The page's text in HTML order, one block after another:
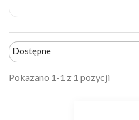
Dostępne
Pokazano 1-1 z 1 pozycji